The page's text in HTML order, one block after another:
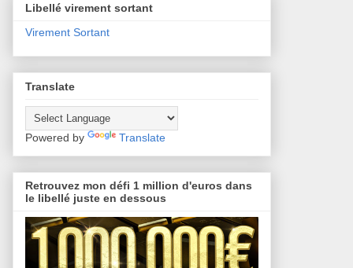
Libellé virement sortant
Virement Sortant
Translate
Powered by Translate
Retrouvez mon défi 1 million d'euros dans
le libellé juste en dessous